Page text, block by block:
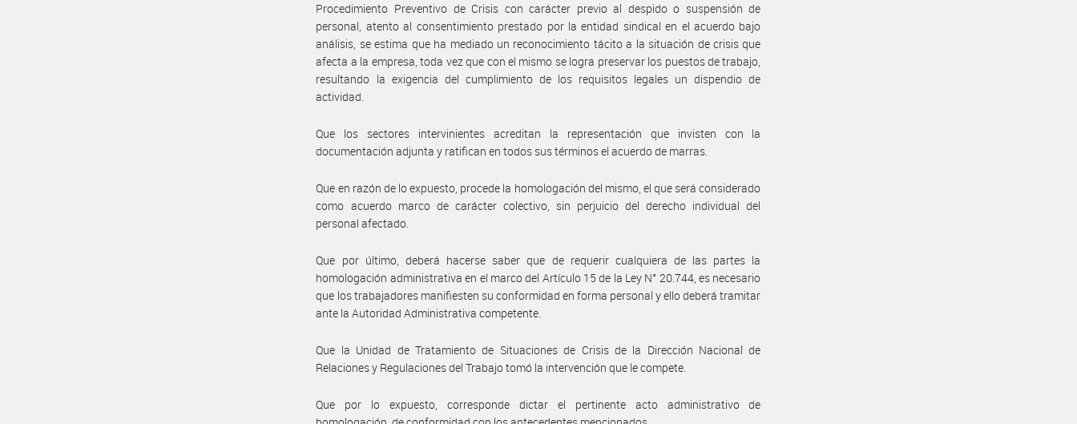
Procedimiento Preventivo de Crisis con carácter previo al despido o suspensión de
personal, atento al consentimiento prestado por la entidad sindical en el acuerdo bajo
análisis, se estima que ha mediado un reconocimiento tácito a la situación de crisis que
afecta a la empresa, toda vez que con el mismo se logra preservar los puestos de trabajo,
resultando la exigencia del cumplimiento de los requisitos legales un dispendio de
actividad.
Que los sectores intervinientes acreditan la representación que invisten con la
documentación adjunta y ratifican en todos sus términos el acuerdo de marras.
Que en razón de lo expuesto, procede la homologación del mismo, el que será considerado
como acuerdo marco de carácter colectivo, sin perjuicio del derecho individual del
personal afectado.
Que por último, deberá hacerse saber que de requerir cualquiera de las partes la
homologación administrativa en el marco del Artículo 15 de la Ley N° 20.744, es necesario
que los trabajadores manifiesten su conformidad en forma personal y ello deberá tramitar
ante la Autoridad Administrativa competente.
Que la Unidad de Tratamiento de Situaciones de Crisis de la Dirección Nacional de
Relaciones y Regulaciones del Trabajo tomó la intervención que le compete.
Que por lo expuesto, corresponde dictar el pertinente acto administrativo de